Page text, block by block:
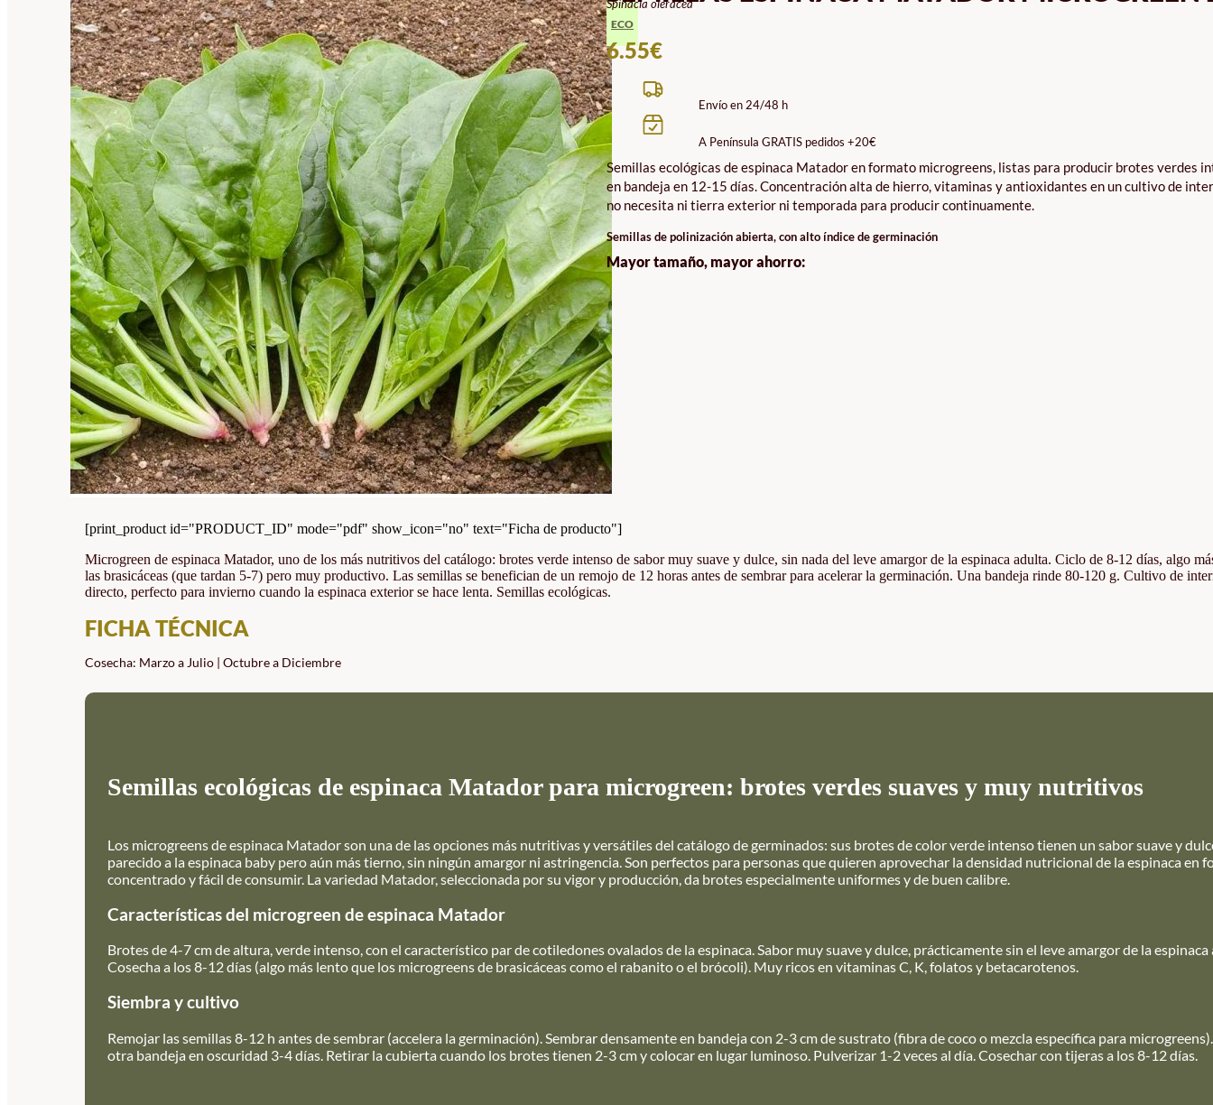
Spinacia oleracea
ECO
6.55€
Envío en 24/48 h
A Península GRATIS pedidos +20€
Semillas ecológicas de espinaca Matador en formato microgreens, listas para producir brotes verdes
en bandeja en 12-15 días. Concentración alta de hierro, vitaminas y antioxidantes en un cultivo de
no necesita ni tierra exterior ni temporada para producir continuamente.
Semillas de polinización abierta, con alto índice de germinación
Mayor tamaño, mayor ahorro:
[print_product id="PRODUCT_ID" mode="pdf" show_icon="no" text="Ficha de producto"]
Microgreen de espinaca Matador, uno de los más nutritivos del catálogo: brotes verde intenso de sabor muy suave y dulce, sin nada del leve amargor de la espinaca adulta. Ciclo de 8-12 días, algo
las brasicáceas (que tardan 5-7) pero muy productivo. Las semillas se benefician de un remojo de 12 horas antes de sembrar para acelerar la germinación. Una bandeja rinde 80-120 g. Cultivo de
directo, perfecto para invierno cuando la espinaca exterior se hace lenta. Semillas ecológicas.
FICHA TÉCNICA
Cosecha: Marzo a Julio | Octubre a Diciembre
Semillas ecológicas de espinaca Matador para microgreen: brotes verdes suaves y muy nutritivos
Los microgreens de espinaca Matador son una de las opciones más nutritivas y versátiles del catálogo de germinados: sus brotes de color verde intenso tienen un sabor suave y
parecido a la espinaca baby pero aún más tierno, sin ningún amargor ni astringencia. Son perfectos para personas que quieren aprovechar la densidad nutricional de la espinaca en
concentrado y fácil de consumir. La variedad Matador, seleccionada por su vigor y producción, da brotes especialmente uniformes y de buen calibre.
Características del microgreen de espinaca Matador
Brotes de 4-7 cm de altura, verde intenso, con el característico par de cotiledones ovalados de la espinaca. Sabor muy suave y dulce, prácticamente sin el leve amargor de la
Cosecha a los 8-12 días (algo más lento que los microgreens de brasicáceas como el rabanito o el brócoli). Muy ricos en vitaminas C, K, folatos y betacarotenos.
Siembra y cultivo
Remojar las semillas 8-12 h antes de sembrar (accelera la germinación). Sembrar densamente en bandeja con 2-3 cm de sustrato (fibra de coco o mezcla específica para
otra bandeja en oscuridad 3-4 días. Retirar la cubierta cuando los brotes tienen 2-3 cm y colocar en lugar luminoso. Pulverizar 1-2 veces al día. Cosechar con tijeras a los 8-12 días.